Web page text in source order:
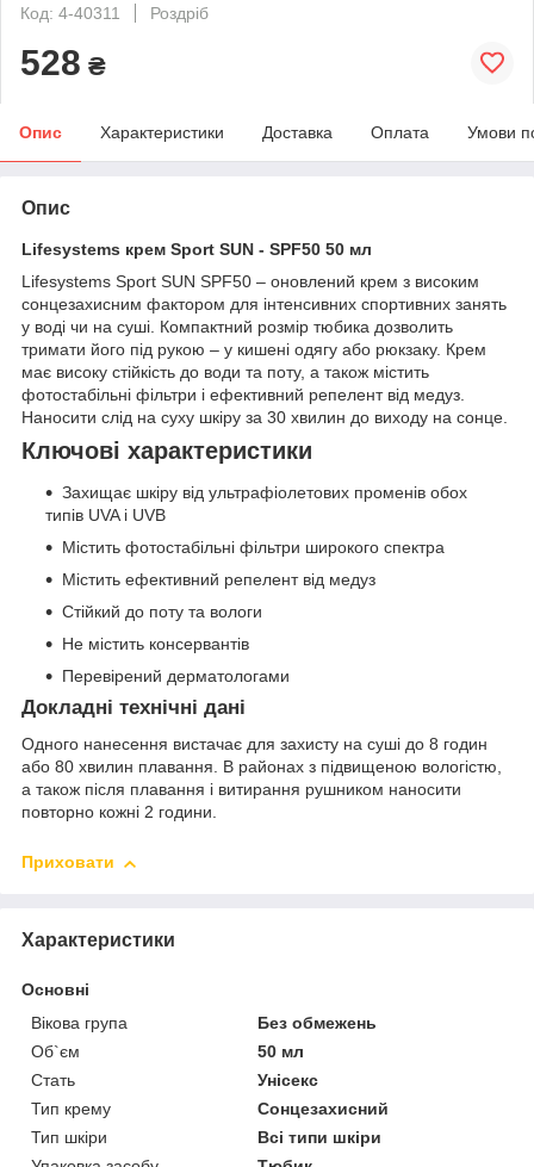
Код: 4-40311
Роздріб
528 ₴
Опис Характеристики Доставка Оплата Умови
Опис
Lifesystems крем Sport SUN - SPF50 50 мл
Lifesystems Sport SUN SPF50 – оновлений крем з високим
сонцезахисним фактором для інтенсивних спортивних занять
у воді чи на суші. Компактний розмір тюбика дозволить
тримати його під рукою – у кишені одягу або рюкзаку. Крем
має високу стійкість до води та поту, а також містить
фотостабільні фільтри і ефективний репелент від медуз.
Наносити слід на суху шкіру за 30 хвилин до виходу на сонце.
Ключові характеристики
Захищає шкіру від ультрафіолетових променів обох
типів UVA і UVB
Містить фотостабільні фільтри широкого спектра
Містить ефективний репелент від медуз
Стійкий до поту та вологи
Не містить консервантів
Перевірений дерматологами
Докладні технічні дані
Одного нанесення вистачає для захисту на суші до 8 годин
або 80 хвилин плавання. В районах з підвищеною вологістю,
а також після плавання і витирання рушником наносити
повторно кожні 2 години.
Приховати
Характеристики
Основні
Вікова група
Без обмежень
Об`єм
50 мл
Стать
Унісекс
Тип крему
Сонцезахисний
Тип шкіри
Всі типи шкіри